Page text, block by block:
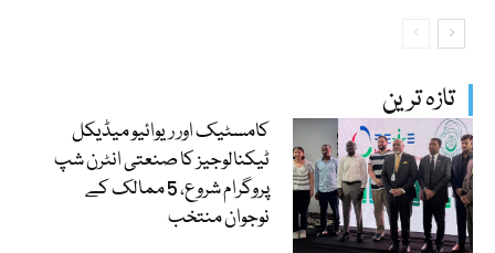
تازہ ترین
کامسٹیک اور ریوائیو میڈیکل
ٹیکنالوجیز کا صنعتی انٹرن شپ
پروگرام شروع، 5 ممالک کے
نوجوان منتخب